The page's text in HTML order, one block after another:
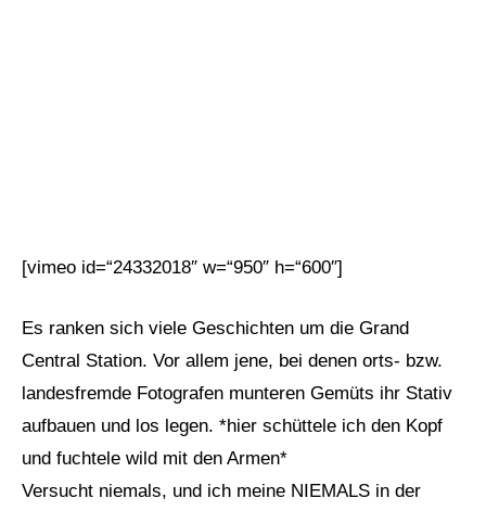
[vimeo id=“24332018″ w=“950″ h=“600″]
Es ranken sich viele Geschichten um die Grand
Central Station. Vor allem jene, bei denen orts- bzw.
landesfremde Fotografen munteren Gemüts ihr Stativ
aufbauen und los legen. *hier schüttele ich den Kopf
und fuchtele wild mit den Armen*
Versucht niemals, und ich meine NIEMALS in der